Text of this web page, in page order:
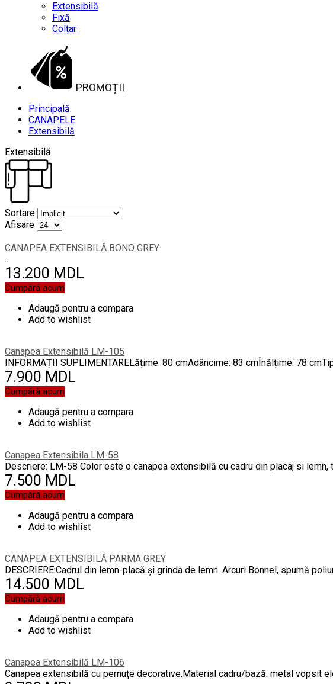
Extensibilă
Fixă
Colțar
PROMOȚII
Principală
CANAPELE
Extensibilă
Extensibilă
Sortare
Afisare
CANAPEA EXTENSIBILĂ BONO GREY
..
13.200 MDL
Cumpără acum
Adaugă pentru a compara
Add to wishlist
Canapea Extensibilă LM-105
INFORMAȚII SUPLIMENTARELățime: 80 cmAdâncime: 83 cmÎnălțime: 78
7.900 MDL
Cumpără acum
Adaugă pentru a compara
Add to wishlist
Canapea Extensibila LM-58
Descriere: LM-58 Color este o canapea extensibilă cu cadru din placaj si lemn,
7.500 MDL
Cumpără acum
Adaugă pentru a compara
Add to wishlist
CANAPEA EXTENSIBILĂ PARMA GREY
DESCRIERE:Cadrul din lemn-placă și grinda de lemn. Arcuri Bonnel, spumă
14.500 MDL
Cumpără acum
Adaugă pentru a compara
Add to wishlist
Canapea Extensibilă LM-106
Canapea extensibilă cu pernuțe decorative.Material cadru/bază: metal vopsit